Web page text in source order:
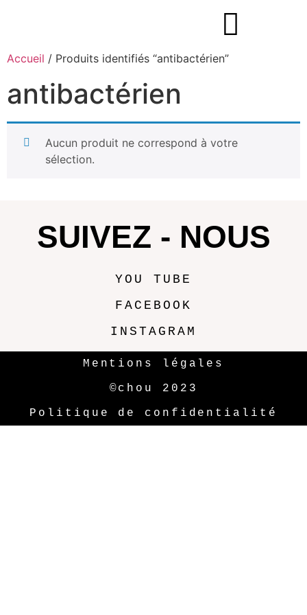
Accueil / Produits identifiés “antibactérien”
antibactérien
Aucun produit ne correspond à votre
sélection.
SUIVEZ - NOUS
YOU TUBE
FACEBOOK
INSTAGRAM
Mentions légales
©chou 2023
Politique de confidentialité